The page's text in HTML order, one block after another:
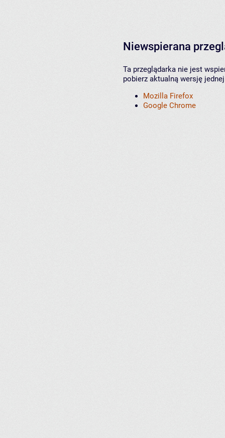
Niewspierana
Ta przeglądarka nie jest
pobierz aktualną wersję
Mozilla Firefox
Google Chrome